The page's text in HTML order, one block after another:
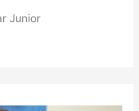
Junior